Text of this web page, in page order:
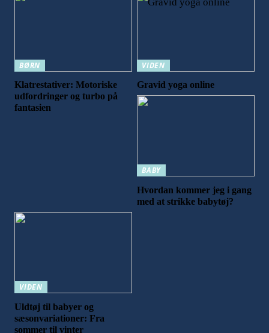
BØRN
Klatrestativer: Motoriske
udfordringer og turbo på
fantasien
VIDEN
Gravid yoga online
BABY
Hvordan kommer jeg i gang
med at strikke babytøj?
VIDEN
Uldtøj til babyer og
sæsonvariationer: Fra
sommer til vinter